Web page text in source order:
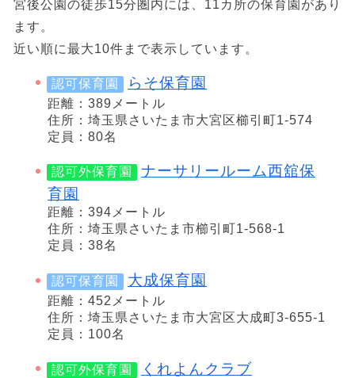
宮後公園の徒歩15分圏内には、11カ所の保育園があり
ます。
近い順に最大10件まで表示しています。
認可保育園 らそ保育園
距離：389メートル
住所：埼玉県さいたま市大宮区櫛引町1-574
定員：80名
認可外保育園
ナーサリールーム西舘保
育園
距離：394メートル
住所：埼玉県さいたま市櫛引町1-568-1
定員：38名
認可保育園 大成保育園
距離：452メートル
住所：埼玉県さいたま市大宮区大成町3-655-1
定員：100名
認可外保育園 くれよんクラブ